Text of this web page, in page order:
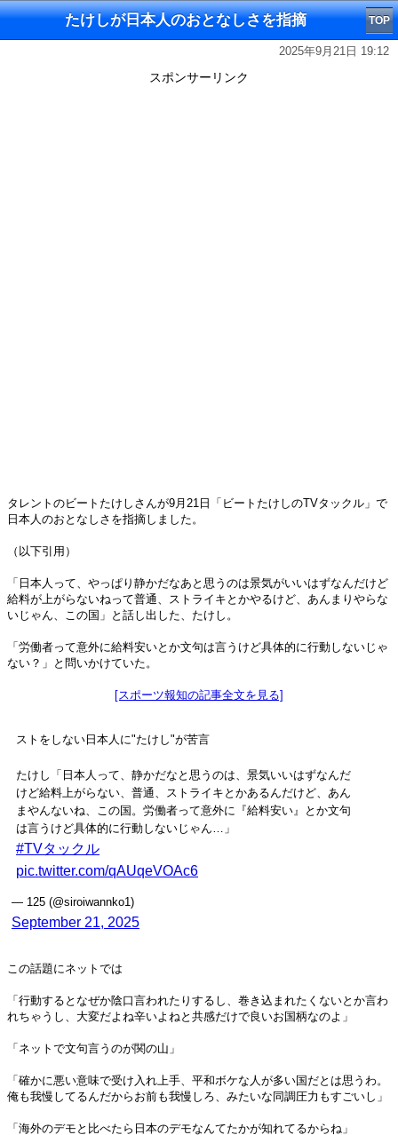
たけしが日本人のおとなしさを指摘 TOP
2025年9月21日 19:12
スポンサーリンク
タレントのビートたけしさんが9月21日「ビートたけしのTVタックル」で
日本人のおとなしさを指摘しました。
（以下引用）
「日本人って、やっぱり静かだなあと思うのは景気がいいはずなんだけど
給料が上がらないねって普通、ストライキとかやるけど、あんまりやらな
いじゃん、この国」と話し出した、たけし。
「労働者って意外に給料安いとか文句は言うけど具体的に行動しないじゃ
ない？」と問いかけていた。
[スポーツ報知の記事全文を見る]
ストをしない日本人に"たけし"が苦言
たけし「日本人って、静かだなと思うのは、景気いいはずなんだ
けど給料上がらない、普通、ストライキとかあるんだけど、あん
まやんないね、この国。労働者って意外に『給料安い』とか文句
は言うけど具体的に行動しないじゃん…」
#TVタックル
pic.twitter.com/qAUqeVOAc6
— 125 (@siroiwannko1)
September 21, 2025
この話題にネットでは
「行動するとなぜか陰口言われたりするし、巻き込まれたくないとか言わ
れちゃうし、大変だよね辛いよねと共感だけで良いお国柄なのよ」
「ネットで文句言うのが関の山」
「確かに悪い意味で受け入れ上手、平和ボケな人が多い国だとは思うわ。
俺も我慢してるんだからお前も我慢しろ、みたいな同調圧力もすごいし」
「海外のデモと比べたら日本のデモなんてたかが知れてるからね」